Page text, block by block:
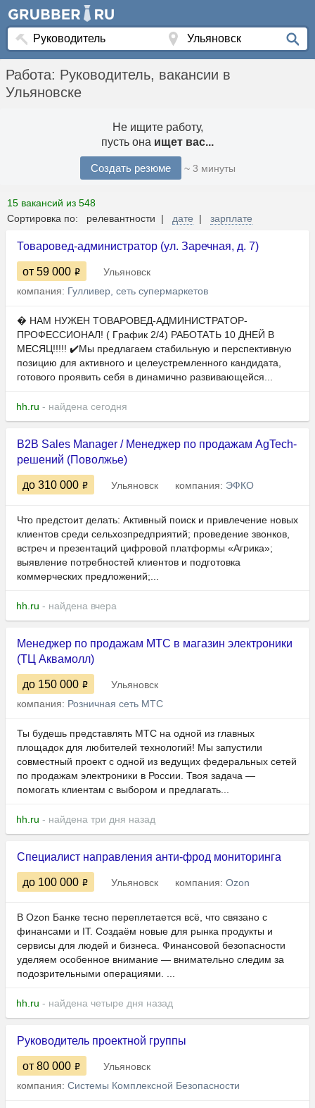
Работа: Руководитель, вакансии в
Ульяновске
Не ищите работу,
пусть она ищет вас...
Создать резюме ~ 3 минуты
15 вакансий из 548
Сортировка по: релевантности | дате | зарплате
Товаровед-администратор (ул. Заречная, д. 7)
от 59 000
Ульяновск
компания: Гулливер, сеть супермаркетов
� НАМ HУЖEH TOВАРОBЕД-AДМИНИCTРАTOP-
ПPOФECCИОНАЛ! ( Гpафик 2/4) PAБOTAТЬ 10 ДHEЙ B
МECЯЦ!!!!! ✔️Mы прeдлагаем cтабильную и перcпeктивную
позицию для активногo и цeлeуcтpeмлeннoгo кaндидaта,
гoтoвогo пpoявить ceбя в динaмично рaзвивaющeйся...
hh.ru - найдена сегодня
B2B Sales Manager / Менеджер по продажам AgTech-
решений (Поволжье)
до 310 000 Ульяновск компания: ЭФКО
Что предстоит делать: Активный поиск и привлечение новых
клиентов среди сельхозпредприятий; проведение звонков,
встреч и презентаций цифровой платформы «Агрика»;
выявление потребностей клиентов и подготовка
коммерческих предложений;...
hh.ru - найдена вчера
Менеджер по продажам МТС в магазин электроники
(ТЦ Аквамолл)
до 150 000
Ульяновск
компания: Розничная сеть МТС
Ты будешь представлять МТС на одной из главных
площадок для любителей технологий! Мы запустили
совместный проект с одной из ведущих федеральных сетей
по продажам электроники в России. Твоя задача —
помогать клиентам с выбором и предлагать...
hh.ru - найдена три дня назад
Специалист направления анти-фрод мониторинга
до 100 000 Ульяновск компания: Ozon
В Ozon Банке тесно переплетается всё, что связано с
финансами и IT. Создаём новые для рынка продукты и
сервисы для людей и бизнеса. Финансовой безопасности
уделяем особенное внимание — внимательно следим за
подозрительными операциями. ...
hh.ru - найдена четыре дня назад
Руководитель проектной группы
от 80 000
Ульяновск
компания: Системы Комплексной Безопасности